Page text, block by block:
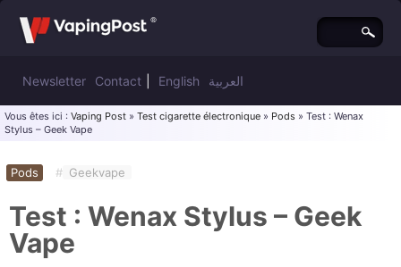
Newsletter Contact English العربية
Vous êtes ici : Vaping Post » Test cigarette électronique » Pods » Test : Wenax
Stylus – Geek Vape
Test : Wenax Stylus – Geek
Vape
Pods # Geekvape